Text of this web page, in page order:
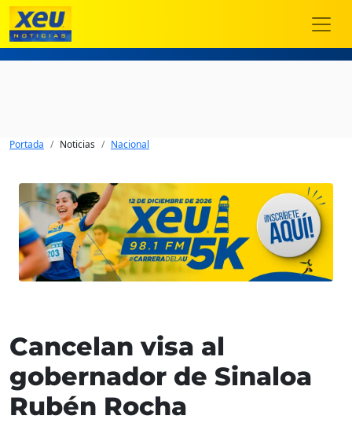
Portada Noticias Nacional
Cancelan visa al
gobernador de Sinaloa
Rubén Rocha